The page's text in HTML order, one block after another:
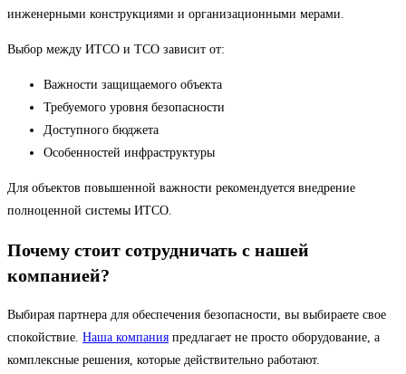
инженерными конструкциями и организационными мерами.
Выбор между ИТСО и ТСО зависит от:
Важности защищаемого объекта
Требуемого уровня безопасности
Доступного бюджета
Особенностей инфраструктуры
Для объектов повышенной важности рекомендуется внедрение
полноценной системы ИТСО.
Почему стоит сотрудничать с нашей
компанией?
Выбирая партнера для обеспечения безопасности, вы выбираете свое
спокойствие. Наша компания предлагает не просто оборудование, а
комплексные решения, которые действительно работают.